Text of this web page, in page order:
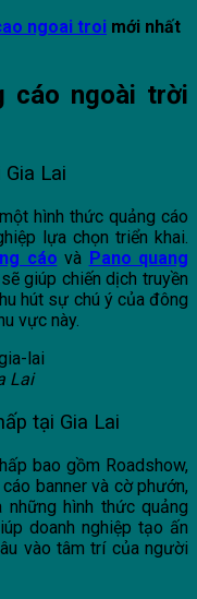
ngoai troi mới nhất
cáo ngoài trời
Lai
hình thức quảng cáo
lựa chọn triển khai.
cáo và Pano quang
giúp chiến dịch truyền
hút sự chú ý của đông
vực này.
Lai
tại Gia Lai
bao gồm Roadshow,
banner và cờ phướn,
hình thức quảng
doanh nghiệp tạo ấn
vào tâm trí của người